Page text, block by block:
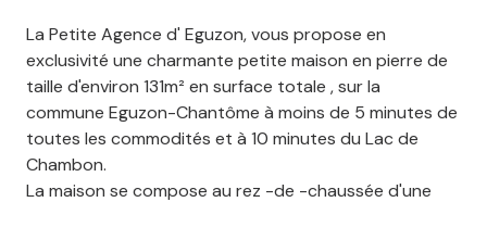
La Petite Agence d' Eguzon, vous propose en
exclusivité une charmante petite maison en pierre de
taille d'environ 131m² en surface totale , sur la
commune Eguzon-Chantôme à moins de 5 minutes de
toutes les commodités et à 10 minutes du Lac de
Chambon.
La maison se compose au rez -de -chaussée d'une